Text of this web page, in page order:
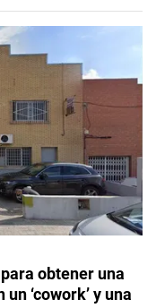
obtener una
‘cowork’ y una